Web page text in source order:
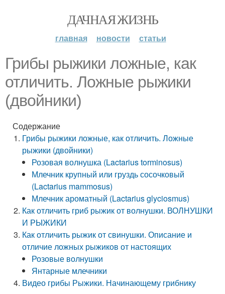
ДАЧНАЯ ЖИЗНЬ
главная новости статьи
Грибы рыжики ложные, как
отличить. Ложные рыжики
(двойники)
Содержание
Грибы рыжики ложные, как отличить. Ложные
рыжики (двойники)
Розовая волнушка (Lactarius torminosus)
Млечник крупный или груздь сосочковый
(Lactarius mammosus)
Млечник ароматный (Lactarius glyciosmus)
Как отличить гриб рыжик от волнушки. ВОЛНУШКИ
И РЫЖИКИ
Как отличить рыжик от свинушки. Описание и
отличие ложных рыжиков от настоящих
Розовые волнушки
Янтарные млечники
Видео грибы Рыжики. Начинающему грибнику